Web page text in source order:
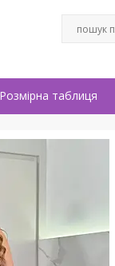
Розмірна таблиця